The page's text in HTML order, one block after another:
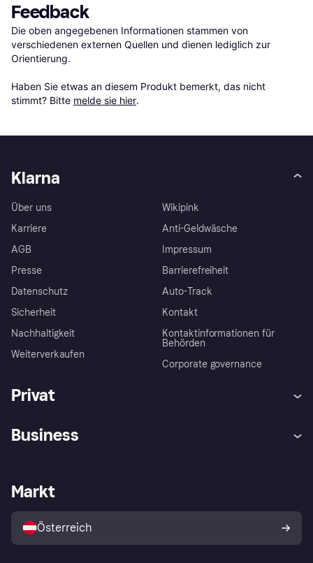
Feedback
Die oben angegebenen Informationen stammen von
verschiedenen externen Quellen und dienen lediglich zur
Orientierung.
Haben Sie etwas an diesem Produkt bemerkt, das nicht
stimmt? Bitte melde sie hier.
Klarna
Über uns
Karriere
AGB
Presse
Datenschutz
Sicherheit
Nachhaltigkeit
Weiterverkaufen
Wikipink
Anti-Geldwäsche
Impressum
Barrierefreiheit
Auto-Track
Kontakt
Kontaktinformationen für
Behörden
Corporate governance
Privat
Shops entdecken
Business
Händlerportal
Markt
Österreich